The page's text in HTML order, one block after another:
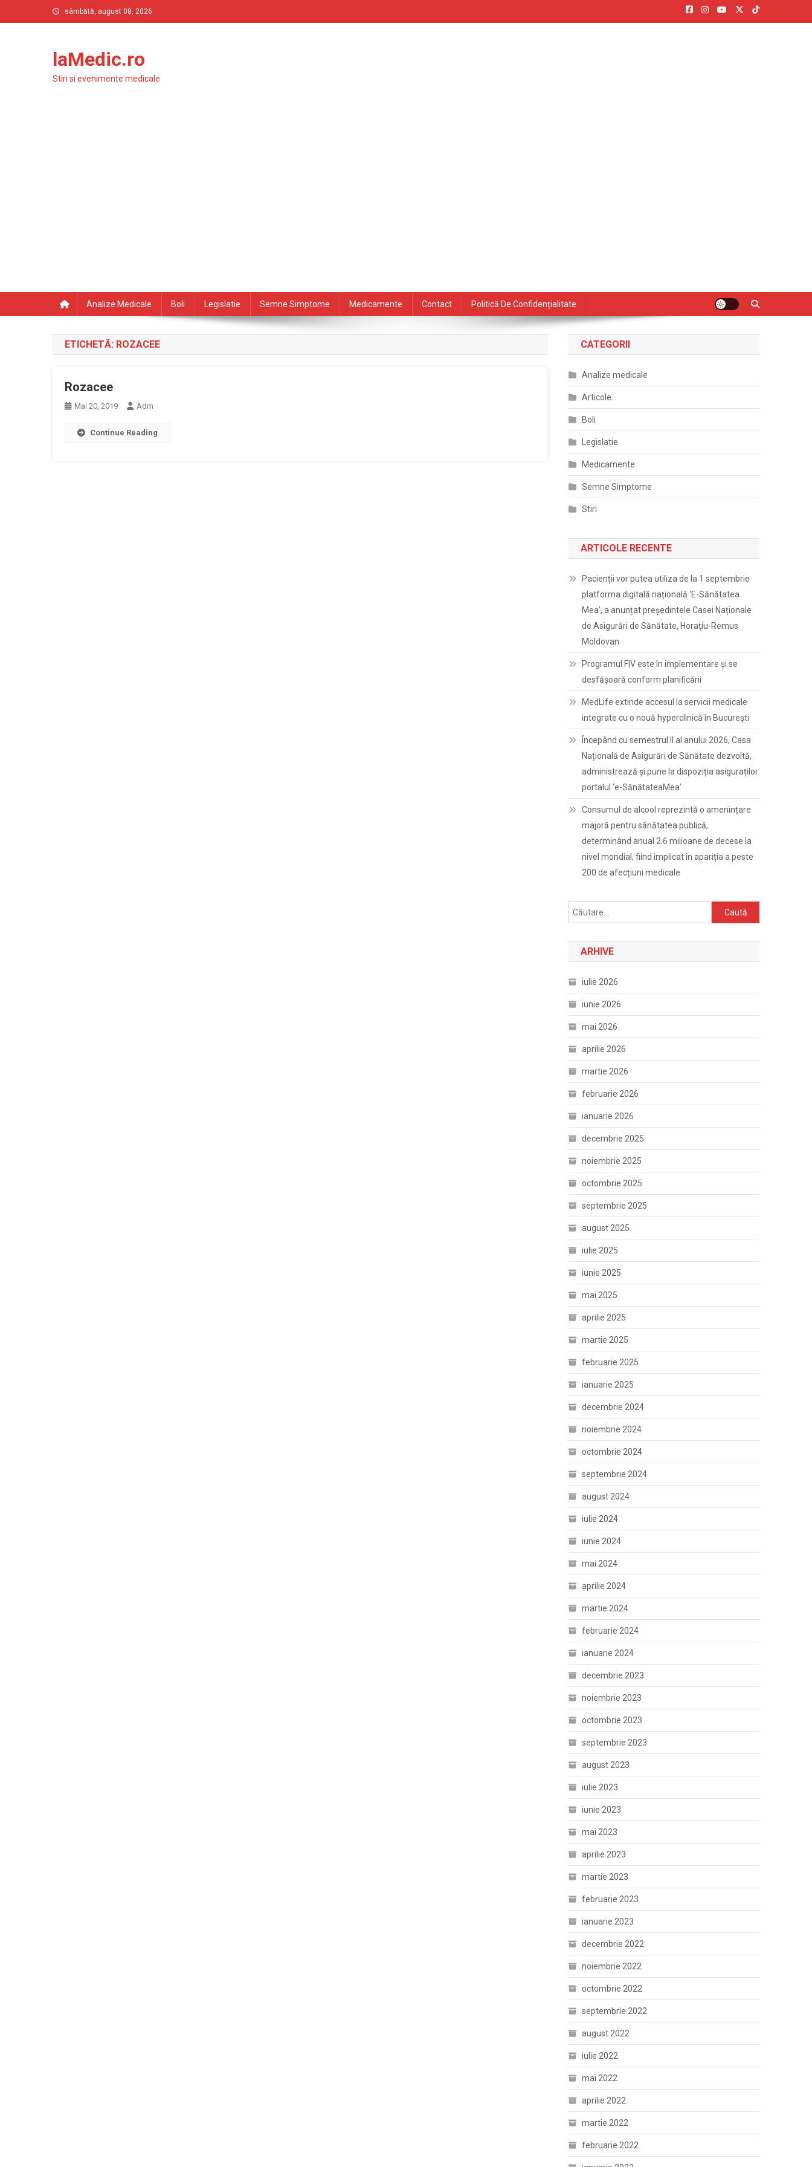
to
sâmbătă, august 08, 2026
laMedic.ro
Stiri si evenimente medicale
Analize Medicale Boli Legislatie Semne Simptome Medicamente Contact Politică De Confidențialitate
ETICHETĂ: ROZACEE
Rozacee
Mai 20, 2019 Adm
Continue Reading
CATEGORII
Analize medicale
Articole
Boli
Legislatie
Medicamente
Semne Simptome
Stiri
ARTICOLE RECENTE
Pacienții vor putea utiliza de la 1 septembrie
platforma digitală națională ‘E-Sănătatea
Mea’, a anunțat președintele Casei Naționale
de Asigurări de Sănătate, Horațiu-Remus
Moldovan
Programul FIV este în implementare și se
desfășoară conform planificării
MedLife extinde accesul la servicii medicale
integrate cu o nouă hyperclinică în București
Începând cu semestrul II al anului 2026, Casa
Națională de Asigurări de Sănătate dezvoltă,
administrează și pune la dispoziția asiguraților
portalul ‘e-SănătateaMea’
Consumul de alcool reprezintă o amenințare
majoră pentru sănătatea publică,
determinând anual 2.6 milioane de decese la
nivel mondial, fiind implicat în apariția a peste
200 de afecțiuni medicale
Caută
după:
ARHIVE
iulie 2026
iunie 2026
mai 2026
aprilie 2026
martie 2026
februarie 2026
ianuarie 2026
decembrie 2025
noiembrie 2025
octombrie 2025
septembrie 2025
august 2025
iulie 2025
iunie 2025
mai 2025
aprilie 2025
martie 2025
februarie 2025
ianuarie 2025
decembrie 2024
noiembrie 2024
octombrie 2024
septembrie 2024
august 2024
iulie 2024
iunie 2024
mai 2024
aprilie 2024
martie 2024
februarie 2024
ianuarie 2024
decembrie 2023
noiembrie 2023
octombrie 2023
septembrie 2023
august 2023
iulie 2023
iunie 2023
mai 2023
aprilie 2023
martie 2023
februarie 2023
ianuarie 2023
decembrie 2022
noiembrie 2022
octombrie 2022
septembrie 2022
august 2022
iulie 2022
mai 2022
aprilie 2022
martie 2022
februarie 2022